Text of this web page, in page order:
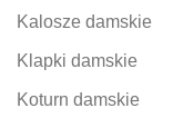
Kalosze damskie
Klapki damskie
Koturn damskie